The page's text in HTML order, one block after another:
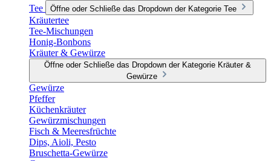
Tee
Öffne oder Schließe das Dropdown der Kategorie Tee
Kräutertee
Tee-Mischungen
Honig-Bonbons
Kräuter & Gewürze
Öffne oder Schließe das Dropdown der Kategorie Kräuter &
Gewürze
Gewürze
Pfeffer
Küchenkräuter
Gewürzmischungen
Fisch & Meeresfrüchte
Dips, Aioli, Pesto
Bruschetta-Gewürze